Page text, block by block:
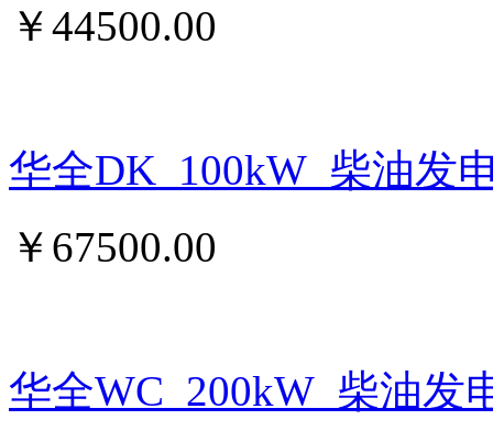
￥44500.00
华全DK_100kW_柴油发
￥ 67500.00
华全WC_200kW_柴油发